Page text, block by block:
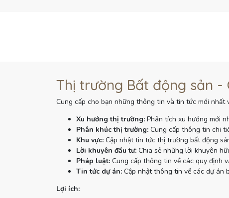
Thị trường Bất động sản -
Cung cấp cho bạn những thông tin và tin tức mới nhất
Xu hướng thị trường:Phân tích xu hướng mới
Phân khúc thị trường:Cung cấp thông tin chi
Khu vực:Cập nhật tin tức thị trường bất động
Lời khuyên đầu tư:Chia sẻ những lời khuyên
Pháp luật:Cung cấp thông tin về các quy định
Tin tức dự án:Cập nhật thông tin về các dự án
Lợi ích: